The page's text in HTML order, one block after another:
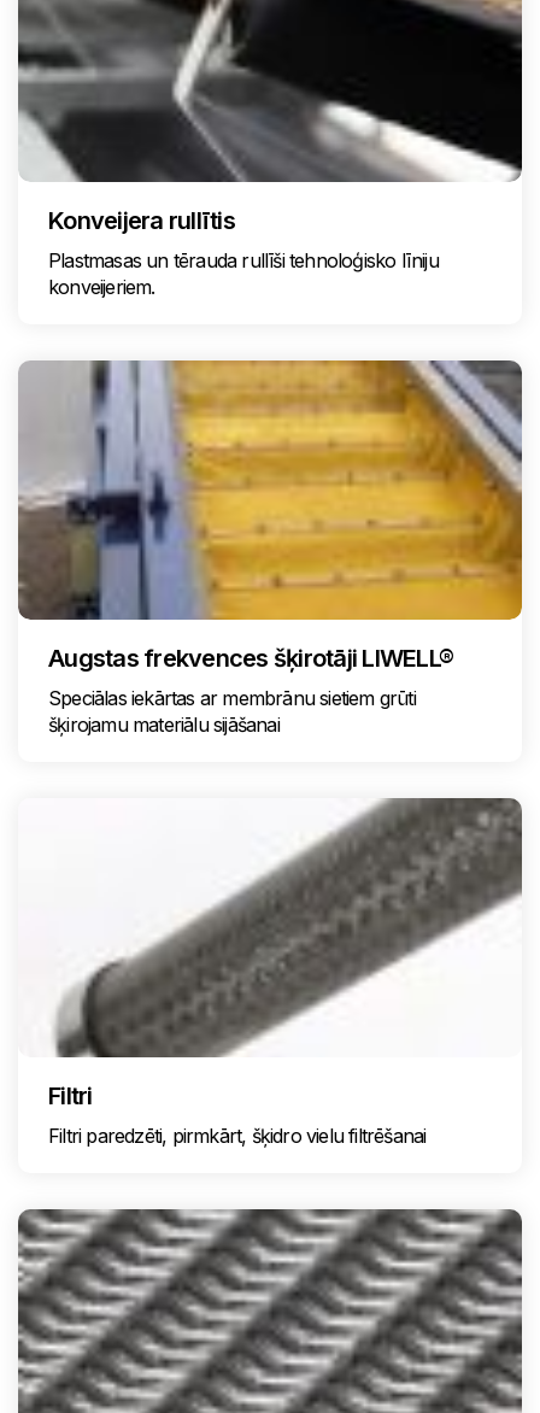
Konveijera rullītis
Plastmasas un tērauda rullīši tehnoloģisko līniju
konveijeriem.
Augstas frekvences šķirotāji LIWELL®
Speciālas iekārtas ar membrānu sietiem grūti
šķirojamu materiālu sijāšanai
Filtri
Filtri paredzēti, pirmkārt, šķidro vielu filtrēšanai